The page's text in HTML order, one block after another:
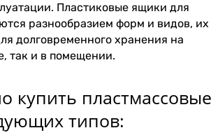
Пластиковые ящики для
разнообразием форм и видов, их
долговременного хранения на
так и в помещении.
купить пластмассовые
типов: